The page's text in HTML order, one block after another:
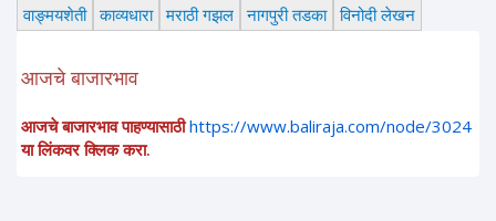
वाङ्मयशेती काव्यधारा मराठी गझल नागपुरी तडका विनोदी लेखन
आजचे बाजारभाव
आजचे बाजारभाव पाहण्यासाठी https://www.baliraja.com/node/3024
या लिंकवर क्लिक करा.